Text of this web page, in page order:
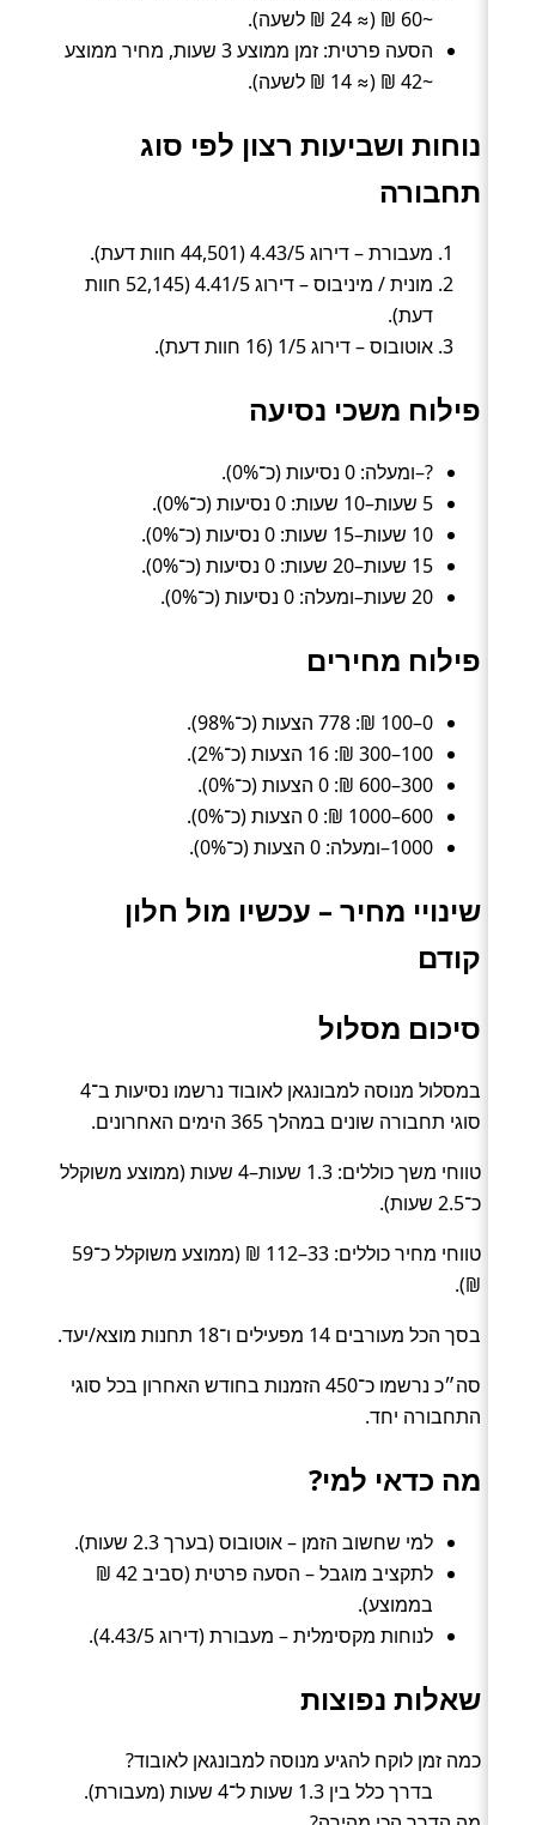
~60 ₪ (≈ 24 ₪ לשעה).
הסעה פרטית: זמן ממוצע 3 שעות, מחיר ממוצע
~42 ₪ (≈ 14 ₪ לשעה).
נוחות ושביעות רצון לפי סוג
תחבורה
מעבורת – דירוג 4.43/5 (44,501 חוות דעת).
מונית / מיניבוס – דירוג 4.41/5 (52,145 חוות
דעת).
אוטובוס – דירוג 1/5 (16 חוות דעת).
פילוח משכי נסיעה
?–ומעלה: 0 נסיעות (כ־0%).
5 שעות–10 שעות: 0 נסיעות (כ־0%).
10 שעות–15 שעות: 0 נסיעות (כ־0%).
15 שעות–20 שעות: 0 נסיעות (כ־0%).
20 שעות–ומעלה: 0 נסיעות (כ־0%).
פילוח מחירים
0–100 ₪: 778 הצעות (כ־98%).
100–300 ₪: 16 הצעות (כ־2%).
300–600 ₪: 0 הצעות (כ־0%).
600–1000 ₪: 0 הצעות (כ־0%).
1000–ומעלה: 0 הצעות (כ־0%).
שינויי מחיר – עכשיו מול חלון
קודם
סיכום מסלול
במסלול מנוסה למבונגאן לאובוד נרשמו נסיעות ב־4
סוגי תחבורה שונים במהלך 365 הימים האחרונים.
טווחי משך כוללים: 1.3 שעות–4 שעות (ממוצע משוקלל
כ־2.5 שעות).
טווחי מחיר כוללים: 33–112 ₪ (ממוצע משוקלל כ־59
₪).
בסך הכל מעורבים 14 מפעילים ו־18 תחנות מוצא/יעד.
סה״כ נרשמו כ־450 הזמנות בחודש האחרון בכל סוגי
התחבורה יחד.
מה כדאי למי?
למי שחשוב הזמן – אוטובוס (בערך 2.3 שעות).
לתקציב מוגבל – הסעה פרטית (סביב 42 ₪
בממוצע).
לנוחות מקסימלית – מעבורת (דירוג 4.43/5).
שאלות נפוצות
כמה זמן לוקח להגיע מנוסה למבונגאן לאובוד?
בדרך כלל בין 1.3 שעות ל־4 שעות (מעבורת).